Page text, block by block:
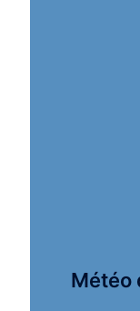
Météo